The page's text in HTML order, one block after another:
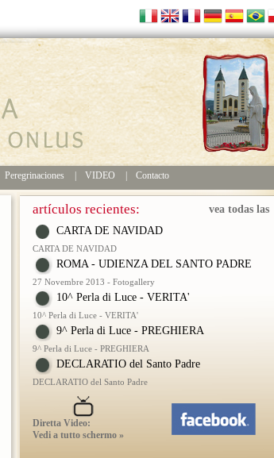
Peregrinaciones VIDEO Contacto
artículos recientes:
vea todas las
CARTA DE NAVIDAD
CARTA DE NAVIDAD
ROMA - UDIENZA DEL SANTO PADRE
27 Novembre 2013 - Fotogallery
10^ Perla di Luce - VERITA'
10^ Perla di Luce - VERITA'
9^ Perla di Luce - PREGHIERA
9^ Perla di Luce - PREGHIERA
DECLARATIO del Santo Padre
DECLARATIO del Santo Padre
Diretta Video:
Vedi a tutto schermo »